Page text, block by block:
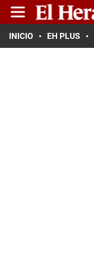
INICIO EH PLUS